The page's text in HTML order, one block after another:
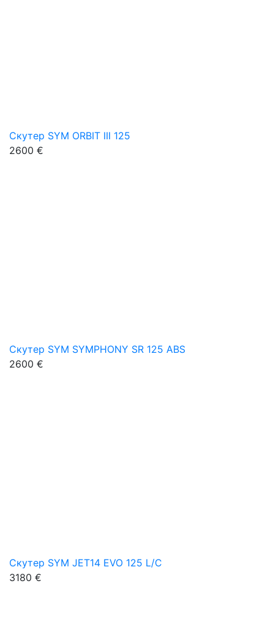
Скутер SYM ORBIT III 125
2600 €
Скутер SYM SYMPHONY SR 125 ABS
2600 €
Скутер SYM JET14 EVO 125 L/C
3180 €